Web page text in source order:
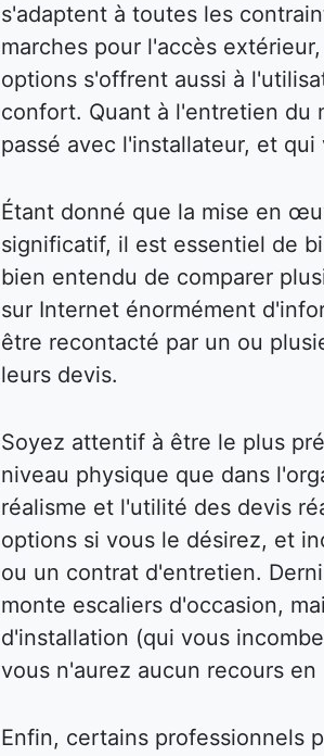
s'adaptent à toutes les
marches pour l'accès
options s'offrent aussi à
confort. Quant à l'entretien du
passé avec l'installateur, et
Étant donné que la mise en
significatif, il est essentiel de
bien entendu de comparer
sur Internet énormément
être recontacté par un ou
leurs devis.
Soyez attentif à être le plus
niveau physique que dans
réalisme et l'utilité des devis
options si vous le désirez, et
ou un contrat d'entretien.
monte escaliers d'occasion,
d'installation (qui vous
vous n'aurez aucun recours
Enfin, certains professionnels